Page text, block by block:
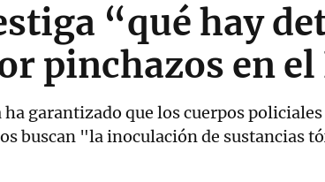
“qué hay
pinchazos en el
garantizado que los cuerpos
buscan "la inoculación de sustancias